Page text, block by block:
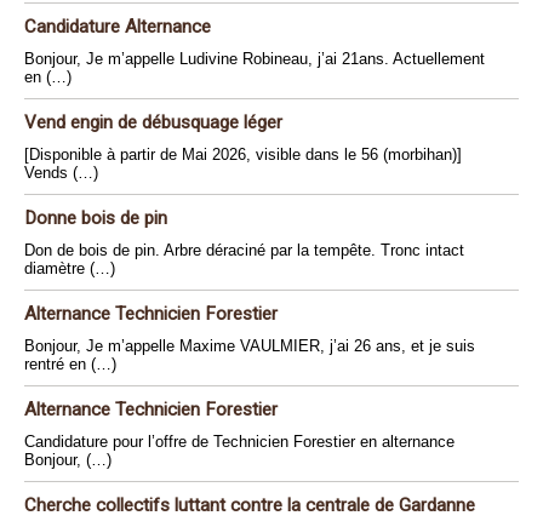
Candidature Alternance
Bonjour, Je m’appelle Ludivine Robineau, j’ai 21ans. Actuellement
en (…)
Vend engin de débusquage léger
[Disponible à partir de Mai 2026, visible dans le 56 (morbihan)]
Vends (…)
Donne bois de pin
Don de bois de pin. Arbre déraciné par la tempête. Tronc intact
diamètre (…)
Alternance Technicien Forestier
Bonjour, Je m’appelle Maxime VAULMIER, j’ai 26 ans, et je suis
rentré en (…)
Alternance Technicien Forestier
Candidature pour l’offre de Technicien Forestier en alternance
Bonjour, (…)
Cherche collectifs luttant contre la centrale de Gardanne